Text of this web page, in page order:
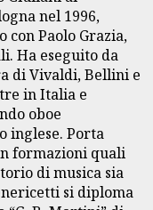
nel 1996,
con Paolo Grazia,
Ha eseguito da
di Vivaldi, Bellini e
in Italia e
oboe
inglese. Porta
formazioni quali
di musica sia
si diploma